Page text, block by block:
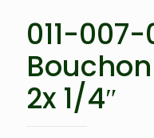
011-007-
2x 1/4″